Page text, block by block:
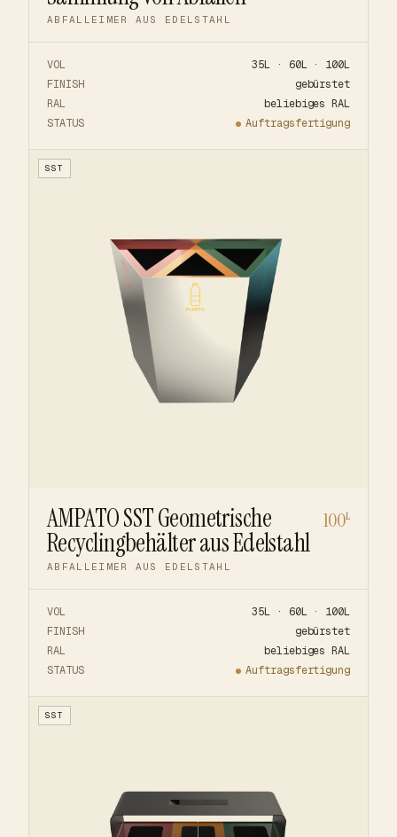
ABFALLEIMER AUS EDELSTAHL
VOL
35L · 60L · 100L
FINISH
gebürstet
RAL
beliebiges RAL
STATUS
Auftragsfertigung
SST
AMPATO SST Geometrische
Recyclingbehälter aus Edelstahl
ABFALLEIMER AUS EDELSTAHL
100L
VOL
35L · 60L · 100L
FINISH
gebürstet
RAL
beliebiges RAL
STATUS
Auftragsfertigung
SST